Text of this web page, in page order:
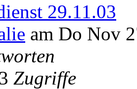
29.11.03
am Do Nov
Zugriffe